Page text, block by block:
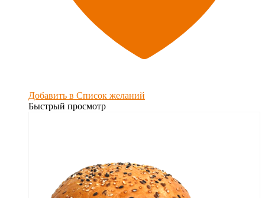
Добавить в Список желаний
Быстрый просмотр